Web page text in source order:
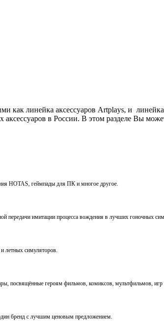
линейка аксессуаров Artplays, и
в России. В этом разделе Вы
HOTAS, геймпады для ПК и многое другое.
передачи имитации процесса вождения в лучших гоночных
летных симуляторов.
посвящённые героям фильмов, комиксов, мультфильмов, игр
бренд с лучшим ценовым предложением.